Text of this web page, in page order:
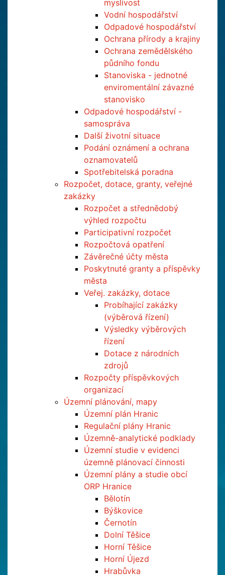
myslivost
Vodní hospodářství
Odpadové hospodářství
Ochrana přírody a krajiny
Ochrana zemědělského
půdního fondu
Stanoviska - jednotné
enviromentální závazné
stanovisko
Odpadové hospodářství -
samospráva
Další životní situace
Podání oznámení a ochrana
oznamovatelů
Spotřebitelská poradna
Rozpočet, dotace, granty, veřejné
zakázky
Rozpočet a střednědobý
výhled rozpočtu
Participativní rozpočet
Rozpočtová opatření
Závěrečné účty města
Poskytnuté granty a příspěvky
města
Veřej. zakázky, dotace
Probíhající zakázky
(výběrová řízení)
Výsledky výběrových
řízení
Dotace z národních
zdrojů
Rozpočty příspěvkových
organizací
Územní plánování, mapy
Územní plán Hranic
Regulační plány Hranic
Územně-analytické podklady
Územní studie v evidenci
územně plánovací činnosti
Územní plány a studie obcí
ORP Hranice
Bělotín
Býškovice
Černotín
Dolní Těšice
Horní Těšice
Horní Újezd
Hrabůvka